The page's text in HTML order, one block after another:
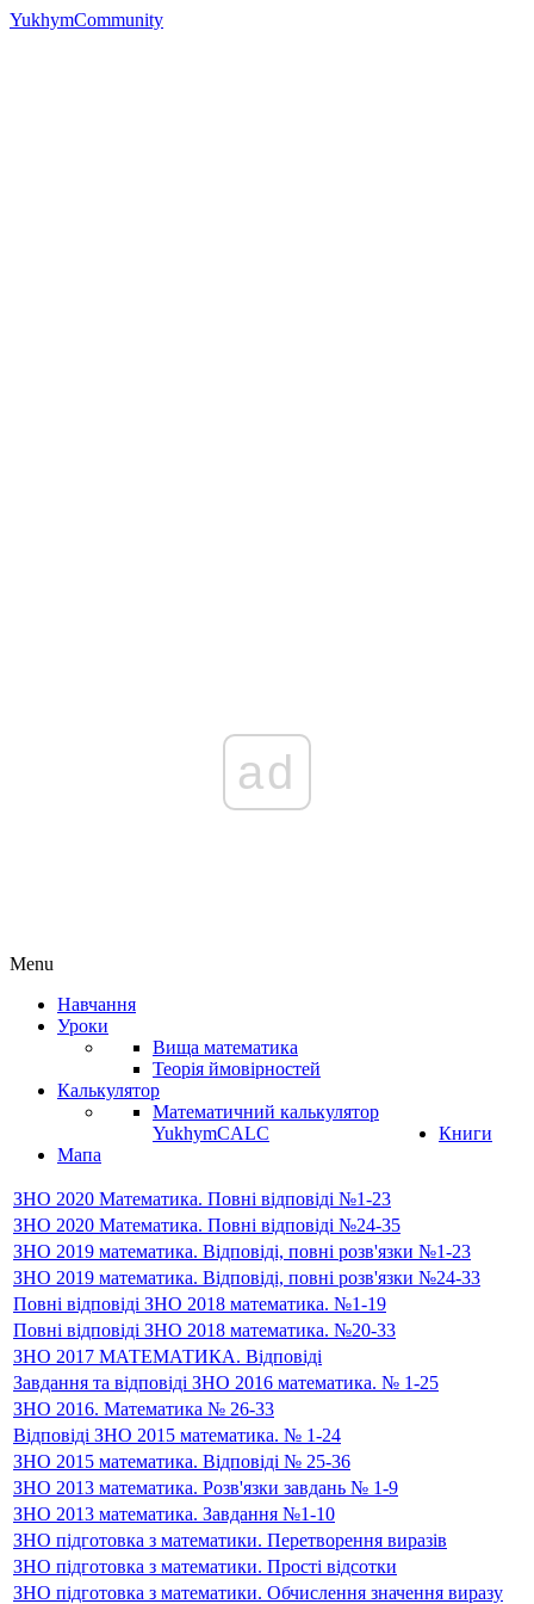
YukhymCommunity
ad
Menu
Навчання
Уроки
Вища математика
Теорія ймовірностей
Калькулятор
Математичний калькулятор
YukhymCALC
Книги
Мапа
ЗНО 2020 Математика. Повні відповіді №1-23
ЗНО 2020 Математика. Повні відповіді №24-35
ЗНО 2019 математика. Відповіді, повні розв'язки №1-23
ЗНО 2019 математика. Відповіді, повні розв'язки №24-33
Повні відповіді ЗНО 2018 математика. №1-19
Повні відповіді ЗНО 2018 математика. №20-33
ЗНО 2017 МАТЕМАТИКА. Відповіді
Завдання та відповіді ЗНО 2016 математика. № 1-25
ЗНО 2016. Математика № 26-33
Відповіді ЗНО 2015 математика. № 1-24
ЗНО 2015 математика. Відповіді № 25-36
ЗНО 2013 математика. Розв'язки завдань № 1-9
ЗНО 2013 математика. Завдання №1-10
ЗНО підготовка з математики. Перетворення виразів
ЗНО підготовка з математики. Прості відсотки
ЗНО підготовка з математики. Обчислення значення виразу